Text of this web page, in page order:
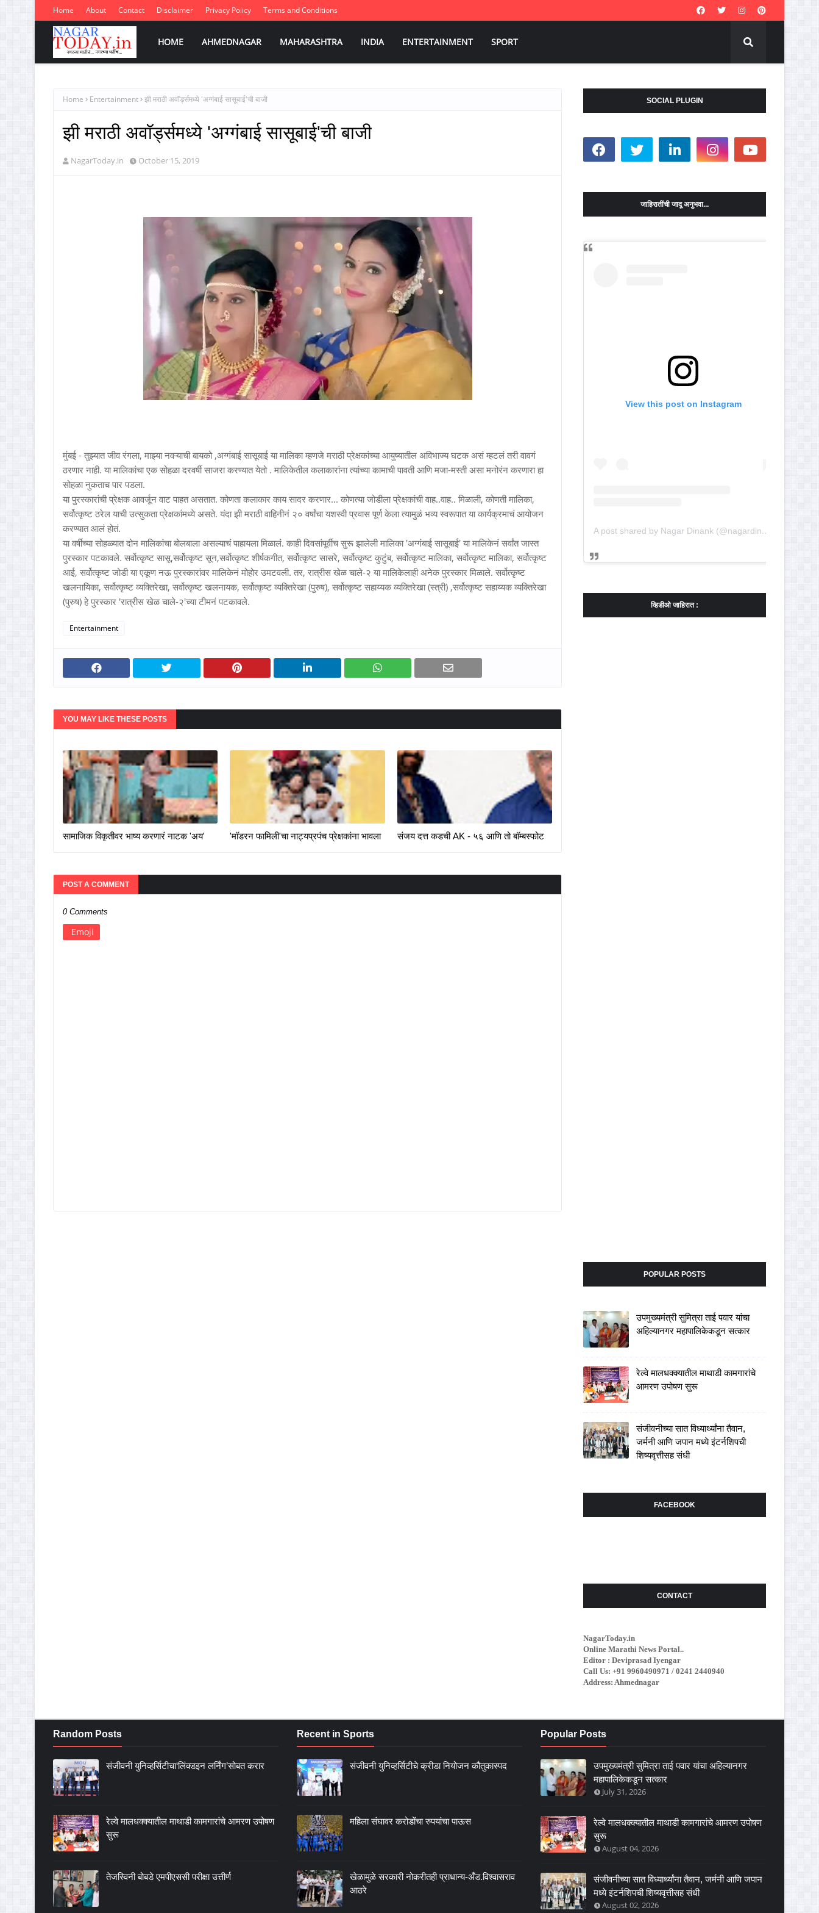
Home About Contact Disclaimer Privacy Policy Terms and Conditions
HOME AHMEDNAGAR MAHARASHTRA INDIA ENTERTAINMENT SPORT
Home Entertainment झी मराठी अवॉर्ड्समध्ये 'अग्गंबाई सासूबाई'ची बाजी
झी मराठी अवॉर्ड्समध्ये 'अग्गंबाई सासूबाई'ची बाजी
NagarToday.in October 15, 2019
मुंबई - तुझ्यात जीव रंगला, माझ्या नवऱ्याची बायको ,अग्गंबाई सासूबाई या मालिका म्हणजे मराठी प्रेक्षकांच्या आयुष्यातील अविभाज्य घटक असं म्हटलं तरी वावगं
ठरणार नाही. या मालिकांचा एक सोहळा दरवर्षी साजरा करण्यात येतो . मालिकेतील कलाकारांना त्यांच्या कामाची पावती आणि मजा-मस्ती असा मनोरंन करणारा हा
सोहळा नुकताच पार पडला.
या पुरस्कारांची प्रेक्षक आवर्जून वाट पाहत असतात. कोणता कलाकार काय सादर करणार... कोणत्या जोडीला प्रेक्षकांची वाह..वाह.. मिळाली, कोणती मालिका,
सर्वोत्कृष्ट ठरेल याची उत्सुकता प्रेक्षकांमध्ये असते. यंदा झी मराठी वाहिनीनं २० वर्षांचा यशस्वी प्रवास पूर्ण केला त्यामुळं भव्य स्वरूपात या कार्यक्रमाचं आयोजन
करण्यात आलं होतं.
या वर्षीच्या सोहळ्यात दोन मालिकांचा बोलबाला असल्याचं पाहायला मिळालं. काही दिवसांपूर्वीच सुरू झालेली मालिका 'अग्गंबाई सासूबाई' या मालिकेनं सर्वांत जास्त
पुरस्कार पटकावले. सर्वोत्कृष्ट सासू,सर्वोत्कृष्ट सून,सर्वोत्कृष्ट शीर्षकगीत, सर्वोत्कृष्ट सासरे, सर्वोत्कृष्ट कुटुंब, सर्वोत्कृष्ट मालिका, सर्वोत्कृष्ट मालिका, सर्वोत्कृष्ट
आई, सर्वोत्कृष्ट जोडी या एकूण नऊ पुरस्कारांवर मालिकेनं मोहोर उमटवली. तर, रात्रीस खेळ चाले-२ या मालिकेलाही अनेक पुरस्कार मिळाले. सर्वोत्कृष्ट
खलनायिका, सर्वोत्कृष्ट व्यक्तिरेखा, सर्वोत्कृष्ट खलनायक, सर्वोत्कृष्ट व्यक्तिरेखा (पुरुष), सर्वोत्कृष्ट सहाय्यक व्यक्तिरेखा (स्त्री) ,सर्वोत्कृष्ट सहाय्यक व्यक्तिरेखा
(पुरुष) हे पुरस्कार 'रात्रीस खेळ चाले-२'च्या टीमनं पटकावले.
Entertainment
YOU MAY LIKE THESE POSTS
सामाजिक विकृतीवर भाष्य करणारं नाटक 'अय' 'मॉडरन फामिली'चा नाट्यप्रपंच प्रेक्षकांना भावला संजय दत्त कडची AK - ५६ आणि तो बॉम्बस्फोट
POST A COMMENT
0 Comments
Emoji
SOCIAL PLUGIN
जाहिरातींची जादू अनुभवा...
View this post on Instagram
A post shared by Nagar Dinank (@nagardinank)
व्हिडीओ जाहिरात :
POPULAR POSTS
उपमुख्यमंत्री सुमित्रा ताई पवार यांचा
अहिल्यानगर महापालिकेकडून सत्कार
रेल्वे मालधक्क्यातील माथाडी कामगारांचे
आमरण उपोषण सुरू
संजीवनीच्या सात विध्यार्थ्यांना तैवान,
जर्मनी आणि जपान मध्ये इंटर्नशिपची
शिष्यवृत्तीसह संधी
FACEBOOK
CONTACT
NagarToday.in
Online Marathi News Portal..
Editor : Deviprasad Iyengar
Call Us: +91 9960490971 / 0241 2440940
Address: Ahmednagar
Random Posts
संजीवनी युनिव्हर्सिटीचा‘लिंक्डइन लर्निंग’सोबत करार
रेल्वे मालधक्क्यातील माथाडी कामगारांचे आमरण उपोषण
सुरू
तेजस्विनी बोबडे एमपीएससी परीक्षा उत्तीर्ण
Recent in Sports
संजीवनी युनिव्हर्सिटीचे क्रीडा नियोजन कौतुकास्पद
महिला संघावर करोडोंचा रुपयांचा पाऊस
खेळामुळे सरकारी नोकरीतही प्राधान्य-अँड.विश्वासराव
आठरे
Popular Posts
उपमुख्यमंत्री सुमित्रा ताई पवार यांचा अहिल्यानगर
महापालिकेकडून सत्कार
July 31, 2026
रेल्वे मालधक्क्यातील माथाडी कामगारांचे आमरण उपोषण
सुरू
August 04, 2026
संजीवनीच्या सात विध्यार्थ्यांना तैवान, जर्मनी आणि जपान
मध्ये इंटर्नशिपची शिष्यवृत्तीसह संधी
August 02, 2026